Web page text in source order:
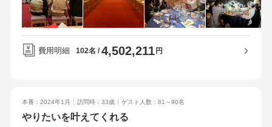
は、高砂とゲストテーブルが近すぎて、正面から写真が撮れな
かった点。ステーキ肉のフランベサービスをしてもらうための
料理変更。ベビーベッド。ペーパーアイテム全般。プチギフト
持ち込み料無料。装花は簡易的なくらい最低金額に。料理が美
行ける距離で、地下鉄の中洲川端駅からは徒歩5分ほどです。ア
ンパンマンミュージアムがある建物と隣接してるのでお子様連
費用明細 102名 4,502,211円
本番：2024年1月 訪問時：33歳 ゲスト人数：81～90名
やりたいを叶えてくれる